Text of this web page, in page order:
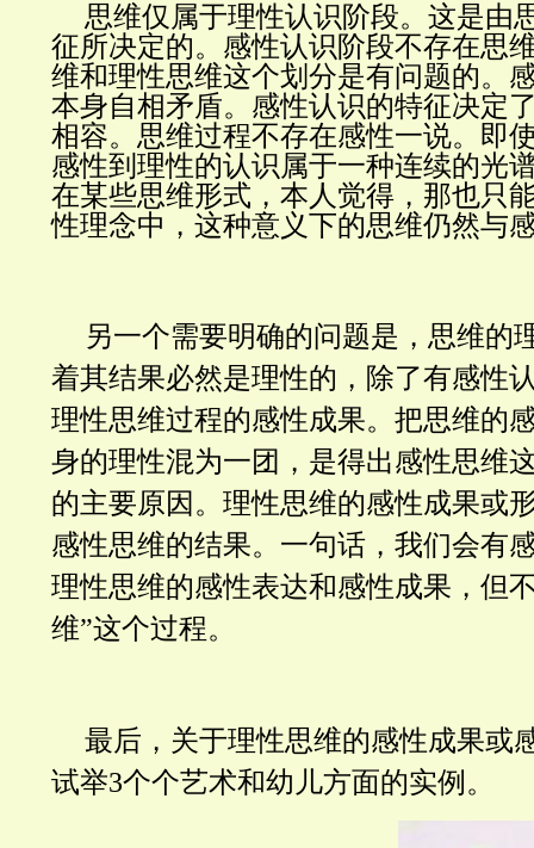
思维仅属于理性认识阶段。这是由
征所决定的。感性认识阶段不存在思
维和理性思维这个划分是有问题的。
本身自相矛盾。感性认识的特征决定
相容。思维过程不存在感性一说。即
感性到理性的认识属于一种连续的光
在某些思维形式，本人觉得，那也只
性理念中，这种意义下的思维仍然与
另一个需要明确的问题是，思维的
着其结果必然是理性的，除了有感性
理性思维过程的感性成果。把思维的
身的理性混为一团，是得出感性思维
的主要原因。理性思维的感性成果或
感性思维的结果。一句话，我们会有
理性思维的感性表达和感性成果，但
维”这个过程。
最后，关于理性思维的感性成果或
试举3个个艺术和幼儿方面的实例。